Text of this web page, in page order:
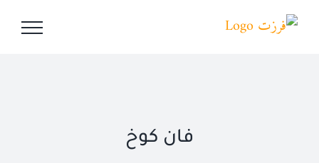
Skip
فان كوخ